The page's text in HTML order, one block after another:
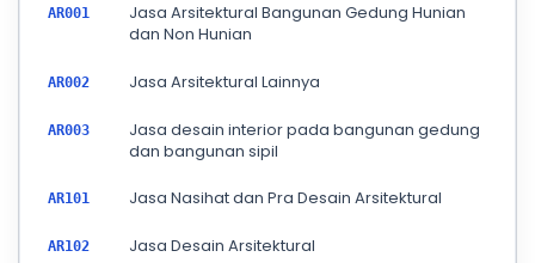
AR001
Jasa Arsitektural Bangunan Gedung Hunian
dan Non Hunian
AR002 Jasa Arsitektural Lainnya
AR003
Jasa desain interior pada bangunan gedung
dan bangunan sipil
AR101 Jasa Nasihat dan Pra Desain Arsitektural
AR102 Jasa Desain Arsitektural